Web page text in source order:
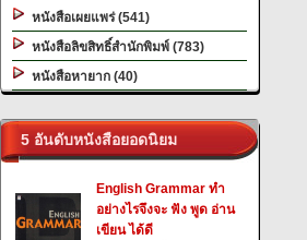
หนังสือเผยแพร่ (541)
หนังสือลิขสิทธิ์สำนักพิมพ์ (783)
หนังสือหายาก (40)
5 อันดับหนังสือยอดนิยม
English Grammar ทำ
อย่างไรจึงจะ ฟัง พูด อ่าน
เขียน ได้ดี